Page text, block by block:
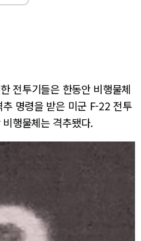
전투기들은 한동안 비행물체
명령을 받은 미군 F-22 전투
행물체는 격추됐다.